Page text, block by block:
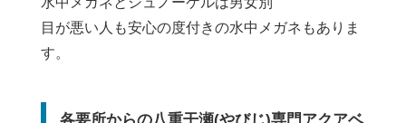
目が悪い人も安心の度付きの水中メガネもありま
す。